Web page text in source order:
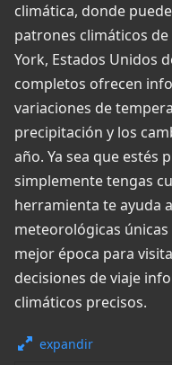
climática, donde
patrones climáticos
York, Estados Unidos
completos ofrecen
variaciones de
precipitación y los
año. Ya sea que estés
simplemente tengas
herramienta te ayuda
meteorológicas
mejor época para
decisiones de viaje
climáticos precisos.
expandir